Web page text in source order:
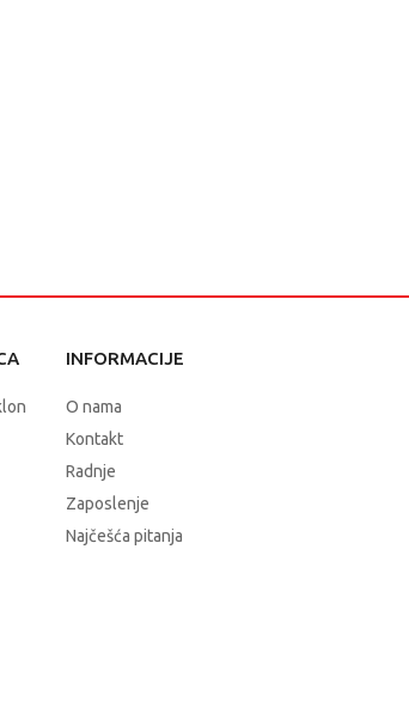
INFORMACIJE
O nama
Kontakt
Radnje
Zaposlenje
Najčešća pitanja